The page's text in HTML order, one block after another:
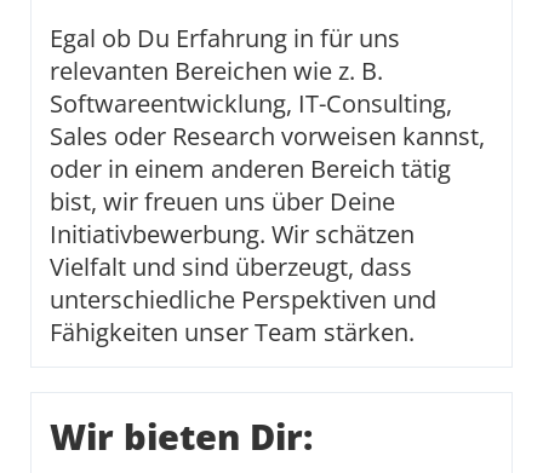
Egal ob Du Erfahrung in für uns
relevanten Bereichen wie z. B.
Softwareentwicklung, IT-Consulting,
Sales oder Research vorweisen kannst,
oder in einem anderen Bereich tätig
bist, wir freuen uns über Deine
Initiativbewerbung. Wir schätzen
Vielfalt und sind überzeugt, dass
unterschiedliche Perspektiven und
Fähigkeiten unser Team stärken.
Wir bieten Dir: